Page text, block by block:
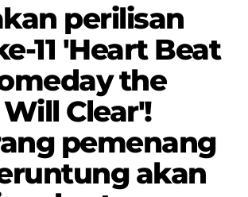
perilisan
11 'Heart Beat
the
Will Clear'!
pemenang
akan